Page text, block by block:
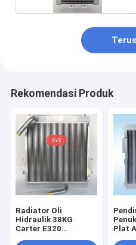
Terus
Rekomendasi Produk
Radiator Oli
Hidraulik 38KG
Carter E320
Plat